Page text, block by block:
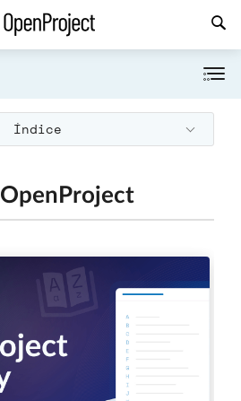
Índice